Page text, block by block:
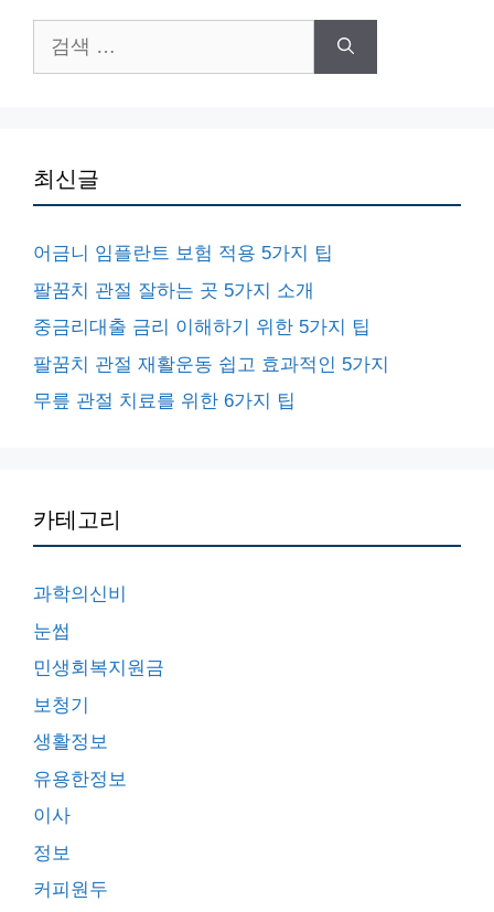
색:
최신글
어금니 임플란트 보험 적용 5가지 팁
팔꿈치 관절 잘하는 곳 5가지 소개
중금리대출 금리 이해하기 위한 5가지 팁
팔꿈치 관절 재활운동 쉽고 효과적인 5가지
무릎 관절 치료를 위한 6가지 팁
카테고리
과학의신비
눈썹
민생회복지원금
보청기
생활정보
유용한정보
이사
정보
커피원두